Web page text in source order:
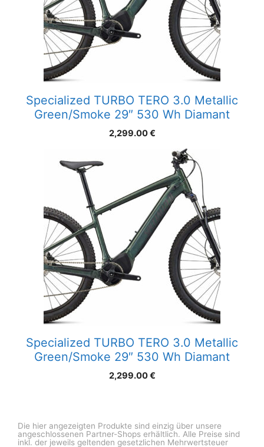
Specialized TURBO TERO 3.0 Metallic
Green/Smoke 29″ 530 Wh Diamant
2,299.00€
Specialized TURBO TERO 3.0 Metallic
Green/Smoke 29″ 530 Wh Diamant
2,299.00€
Die hier angezeigten Produkte sind einzig über unsere
angeschlossenen Partner-Shops erhältlich. Alle Preise sind
inkl. der jeweils geltenden gesetzlichen Mehrwertsteuer